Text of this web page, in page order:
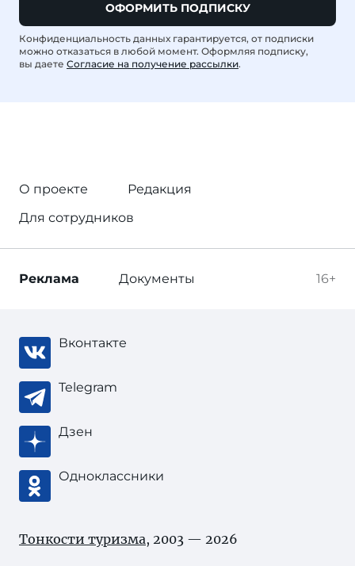
ОФОРМИТЬ ПОДПИСКУ
Конфиденциальность данных гарантируется, от подписки
можно отказаться в любой момент. Оформляя подписку,
вы даете Согласие на получение рассылки.
О проекте
Редакция
Для сотрудников
16+
Реклама Документы
Вконтакте
Telegram
Дзен
Одноклассники
Тонкости туризма, 2003 — 2026